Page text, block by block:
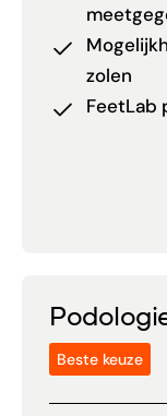
zolen
FeetLab
Beste keuze